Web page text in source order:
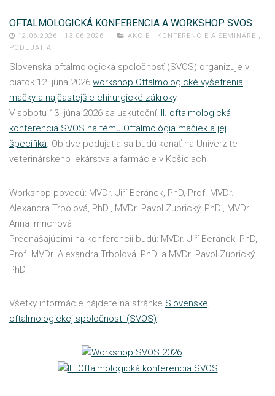
OFTALMOLOGICKÁ KONFERENCIA A WORKSHOP SVOS
12.06.2026 - 13.06.2026 AKCIE , KONFERENCIE A SEMINÁRE ,
PODUJATIA
Slovenská oftalmologická spoločnosť (SVOS) organizuje v
piatok 12. júna 2026 workshop Oftalmologické vyšetrenia
mačky a najčastejšie chirurgické zákroky.
V sobotu 13. júna 2026 sa uskutoční III. oftalmologická
konferencia SVOS na tému Oftalmológia mačiek a jej
špecifiká. Obidve podujatia sa budú konať na Univerzite
veterinárskeho lekárstva a farmácie v Košiciach.
Workshop povedú: MVDr. Jiří Beránek, PhD, Prof. MVDr.
Alexandra Trbolová, PhD., MVDr. Pavol Zubrický, PhD., MVDr.
Anna Imrichová
Prednášajúcimi na konferencii budú: MVDr. Jiří Beránek, PhD,
Prof. MVDr. Alexandra Trbolová, PhD. a MVDr. Pavol Zubrický,
PhD.
Všetky informácie nájdete na stránke Slovenskej
oftalmologickej spoločnosti (SVOS)